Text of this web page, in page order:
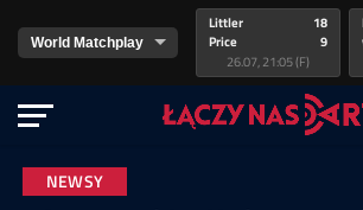
Littler
Price
18
9
26.07, 21:05 (F)
NEWSY